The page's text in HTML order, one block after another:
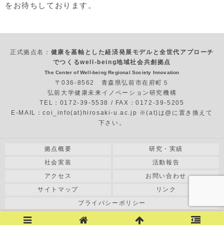
をお待ちしております。
正式拠点名： 健康を基軸とした経済発展モデルと全世代アプローチ
でつくるwell-being地域社会共創拠点
The Center of Well-being Regional Society Innovation
〒036-8562 青森県弘前市在府町５
弘前大学健康未来イノベーション研究機構
TEL：0172-39-5538 / FAX：0172-39-5205
E-MAIL：coi_info(at)hirosaki-u.ac.jp ※(at)は@に置き換えて
下さい。
拠点概要
研究・実績
社会実装
活動報告
アクセス
お問い合わせ
サイトマップ
リンク
プライバシーポリシー